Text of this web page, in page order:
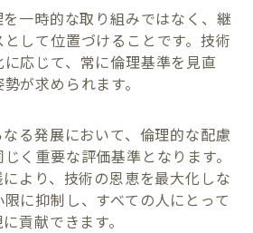
一時的な取り組みではなく、継
して位置づけることです。技術
応じて、常に倫理基準を見直
が求められます。
る発展において、倫理的な配慮
く重要な評価基準となります。
より、技術の恩恵を最大化しな
に抑制し、すべての人にとって
貢献できます。